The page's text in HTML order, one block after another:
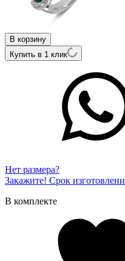
В корзину
Купить в 1 клик
Нет размера?
Закажите! Срок
В комплекте